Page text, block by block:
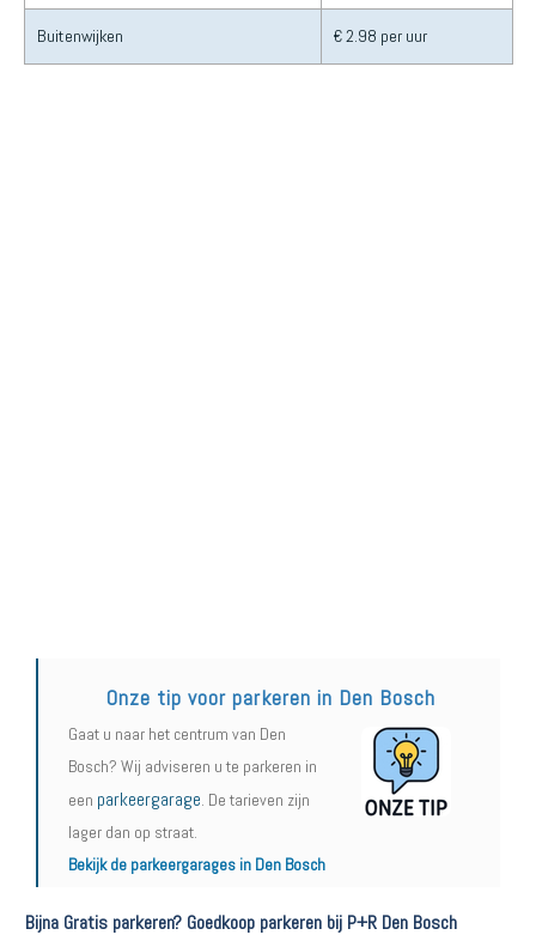
Buitenwijken € 2.98 per uur
Onze tip voor parkeren in Den Bosch
Gaat u naar het centrum van Den
Bosch? Wij adviseren u te parkeren in
een parkeergarage . De tarieven zijn
lager dan op straat.
Bekijk de parkeergarages in Den Bosch
Bijna Gratis parkeren? Goedkoop parkeren bij P+R Den Bosch